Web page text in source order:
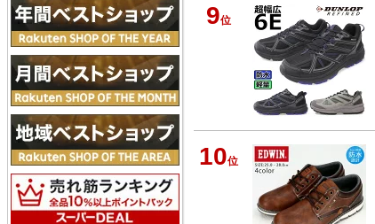
9位
10位